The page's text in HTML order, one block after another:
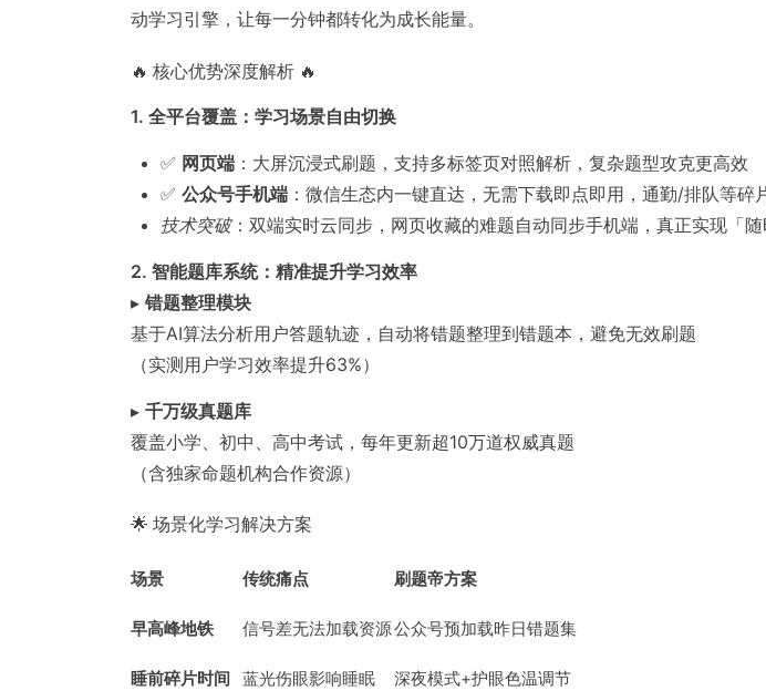
动学习引擎，让每一分钟都转化为成长能量。
🔥 核心优势深度解析 🔥
1. 全平台覆盖：学习场景自由切换
✅ 网页端 ：大屏沉浸式刷题，支持多标签页对照解析，复杂题型攻克更高效
✅公众号手机端 ：微信生态内一键直达，无需下载即点即用，通勤/排队等碎
技术突破：双端实时云同步，网页收藏的难题自动同步手机端，真正实现「随
2. 智能题库系统：精准提升学习效率
▸ 错题整理模块
基于AI算法分析用户答题轨迹，自动将错题整理到错题本，避免无效刷题
（实测用户学习效率提升63%）
▸ 千万级真题库
覆盖小学、初中、高中考试，每年更新超10万道权威真题
（含独家命题机构合作资源）
🌟 场景化学习解决方案
场景 传统痛点 刷题帝方案
早高峰地铁 信号差无法加载资源公众号预加载昨日错题集
睡前碎片时间 蓝光伤眼影响睡眠 深夜模式+护眼色温调节